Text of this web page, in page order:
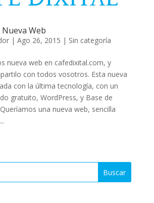
Web
| Ago 26, 2015 | Sin categoría
nueva web en cafedixital.com, y
con todos vosotros. Esta nueva
con la última tecnología, con un
gratuito, WordPress, y Base de
una nueva web, sencilla